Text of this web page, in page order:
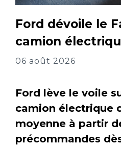
Ford dévoile le
camion
06 août 2026
Ford lève le voile
camion électrique
moyenne à partir
précommandes